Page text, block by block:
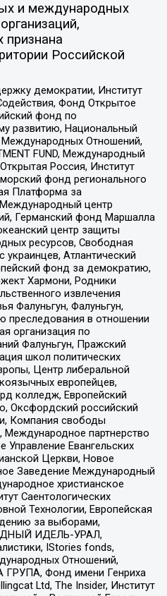
и международных
признана
Российской
демократии, Институт
Фонд Открытое
фонд по
развитию, Национальный
Отношений,
FUND, Международный
Россия, Институт
фонд регионального
Платформа за
центр
Германский фонд Маршалла
центр защиты
ресурсов, Свободная
Атлантический
фонд за демократию,
Хармони, Родники
извлечения
Фалуньгун, Фалуньгун,
преследования в отношении
организация по
Фалуньгун, Пражский
школ политических
Центр либеральной
европейцев,
колледж, Европейский
Оксфордский российский
Компания свободы
партнерство
Управление Евангельских
Церкви, Новое
Заведение Международный
христианское
Саентологических
Технологии, Европейская
за выборами,
ИДЕЛЬ-УРАЛ,
IStories fonds,
Отношений,
Фонд имени Генриха
Ltd, The Insider, Институт